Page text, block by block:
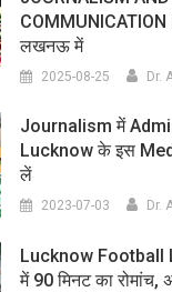
लखनऊ में
2025-08-25 Dr.
Journalism में
Lucknow के इस
लें
2023-07-03 Dr.
Lucknow Football
में 90 मिनट का रोमांच,